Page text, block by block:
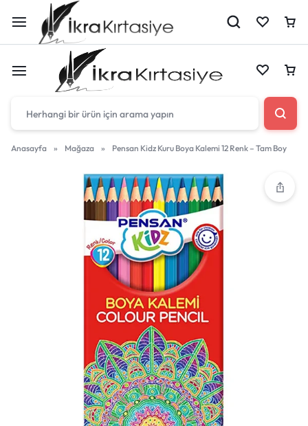
Çantan boş
Harika fırsatları kaçırmayın! Alışverişe başlayın
veya eklenen ürünleri görüntülemek için oturum
açın.
Mağazadaki Yenilikler
Giriş Yap
Çantan boş
Harika fırsatları kaçırmayın! Alışverişe başlayın
veya eklenen ürünleri görüntülemek için oturum
açın.
Mağazadaki Yenilikler
Giriş Yap
Anasayfa » Mağaza » Pensan Kidz Kuru Boya Kalemi 12 Renk – Tam Boy